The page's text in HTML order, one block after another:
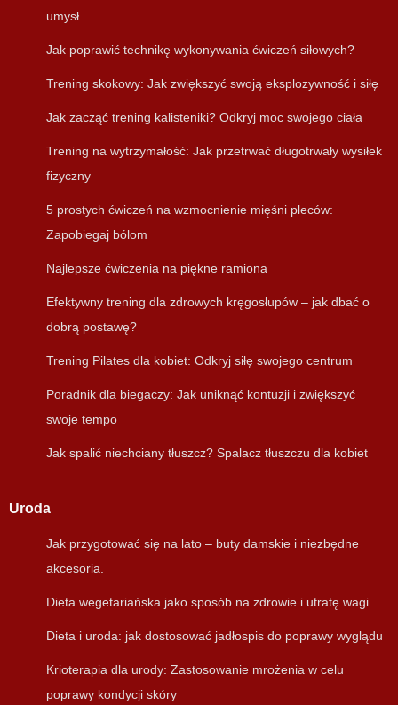
umysł
Jak poprawić technikę wykonywania ćwiczeń siłowych?
Trening skokowy: Jak zwiększyć swoją eksplozywność i siłę
Jak zacząć trening kalisteniki? Odkryj moc swojego ciała
Trening na wytrzymałość: Jak przetrwać długotrwały wysiłek
fizyczny
5 prostych ćwiczeń na wzmocnienie mięśni pleców:
Zapobiegaj bólom
Najlepsze ćwiczenia na piękne ramiona
Efektywny trening dla zdrowych kręgosłupów – jak dbać o
dobrą postawę?
Trening Pilates dla kobiet: Odkryj siłę swojego centrum
Poradnik dla biegaczy: Jak uniknąć kontuzji i zwiększyć
swoje tempo
Jak spalić niechciany tłuszcz? Spalacz tłuszczu dla kobiet
Uroda
Jak przygotować się na lato – buty damskie i niezbędne
akcesoria.
Dieta wegetariańska jako sposób na zdrowie i utratę wagi
Dieta i uroda: jak dostosować jadłospis do poprawy wyglądu
Krioterapia dla urody: Zastosowanie mrożenia w celu
poprawy kondycji skóry